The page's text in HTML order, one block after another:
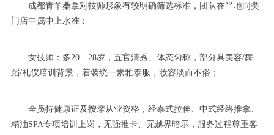
成都青羊桑拿对技师形象有较明确筛选标准，团队在当地同类
门店中属中上水准：
女技师：多20—28岁，五官清秀、体态匀称，部分具美容/舞
蹈/礼仪培训背景，着装统一素雅泰服，妆容淡而不俗；
全员持健康证及按摩从业资格，经泰式拉伸、中式经络推拿、
精油SPA专项培训上岗，无强推卡、无越界暗示，服务过程尊重客